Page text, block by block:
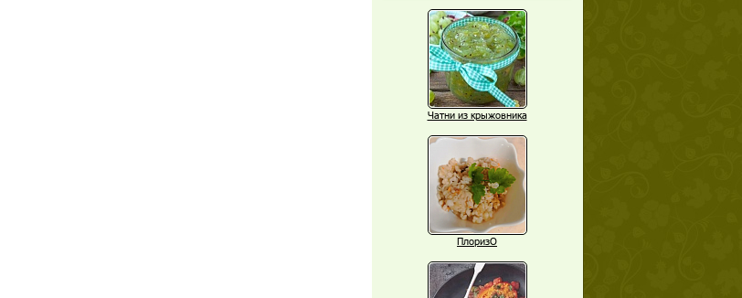
Чатни из крыжовника
ПлоризО